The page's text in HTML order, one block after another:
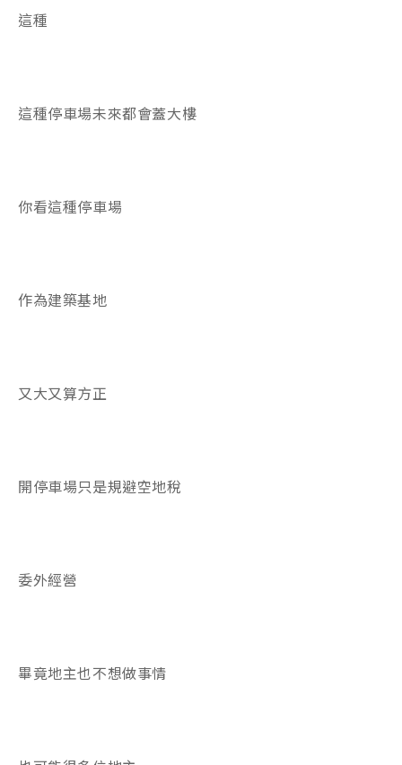
這種
這種停車場未來都會蓋大樓
你看這種停車場
作為建築基地
又大又算方正
開停車場只是規避空地稅
委外經營
畢竟地主也不想做事情